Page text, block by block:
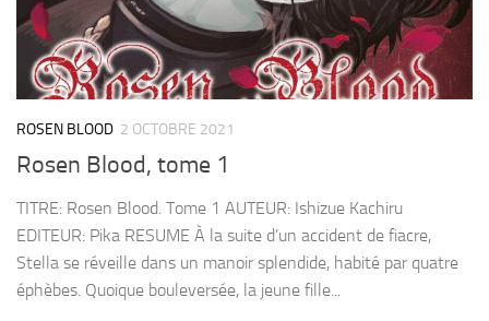
ROSEN BLOOD 2 OCTOBRE 2021
Rosen Blood, tome 1
TITRE: Rosen Blood. Tome 1 AUTEUR: Ishizue Kachiru
EDITEUR: Pika RESUME À la suite d’un accident de fiacre,
Stella se réveille dans un manoir splendide, habité par quatre
éphèbes. Quoique bouleversée, la jeune fille...